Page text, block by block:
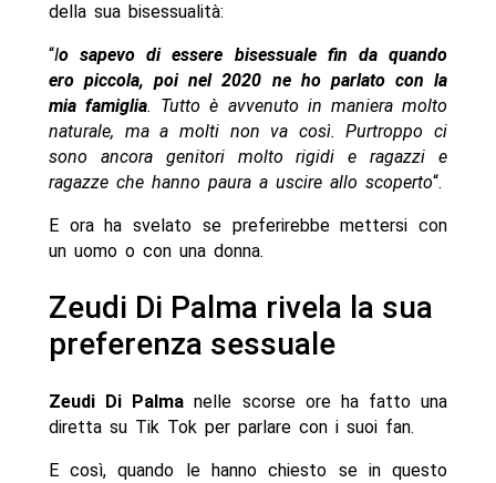
della sua bisessualità:
“Io sapevo di essere bisessuale fin da quando
ero piccola, poi nel 2020 ne ho parlato con la
mia famiglia. Tutto è avvenuto in maniera molto
naturale, ma a molti non va così. Purtroppo ci
sono ancora genitori molto rigidi e ragazzi e
ragazze che hanno paura a uscire allo scoperto“.
E ora ha svelato se preferirebbe mettersi con
un uomo o con una donna.
Zeudi Di Palma rivela la sua
preferenza sessuale
Zeudi Di Palmanelle scorse ore ha fatto una
diretta su Tik Tok per parlare con i suoi fan.
E così, quando le hanno chiesto se in questo